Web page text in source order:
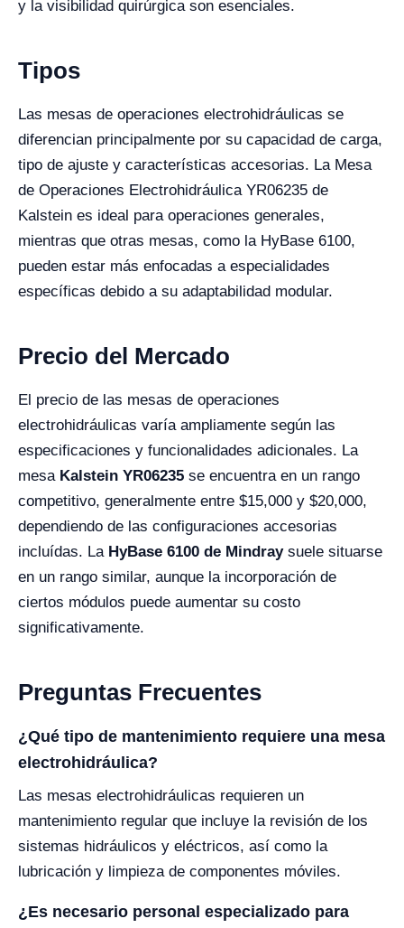
y la visibilidad quirúrgica son esenciales.
Tipos
Las mesas de operaciones electrohidráulicas se
diferencian principalmente por su capacidad de carga,
tipo de ajuste y características accesorias. La Mesa
de Operaciones Electrohidráulica YR06235 de
Kalstein es ideal para operaciones generales,
mientras que otras mesas, como la HyBase 6100,
pueden estar más enfocadas a especialidades
específicas debido a su adaptabilidad modular.
Precio del Mercado
El precio de las mesas de operaciones
electrohidráulicas varía ampliamente según las
especificaciones y funcionalidades adicionales. La
mesa Kalstein YR06235 se encuentra en un rango
competitivo, generalmente entre $15,000 y $20,000,
dependiendo de las configuraciones accesorias
incluídas. La HyBase 6100 de Mindraysuele situarse
en un rango similar, aunque la incorporación de
ciertos módulos puede aumentar su costo
significativamente.
Preguntas Frecuentes
¿Qué tipo de mantenimiento requiere una mesa
electrohidráulica?
Las mesas electrohidráulicas requieren un
mantenimiento regular que incluye la revisión de los
sistemas hidráulicos y eléctricos, así como la
lubricación y limpieza de componentes móviles.
¿Es necesario personal especializado para